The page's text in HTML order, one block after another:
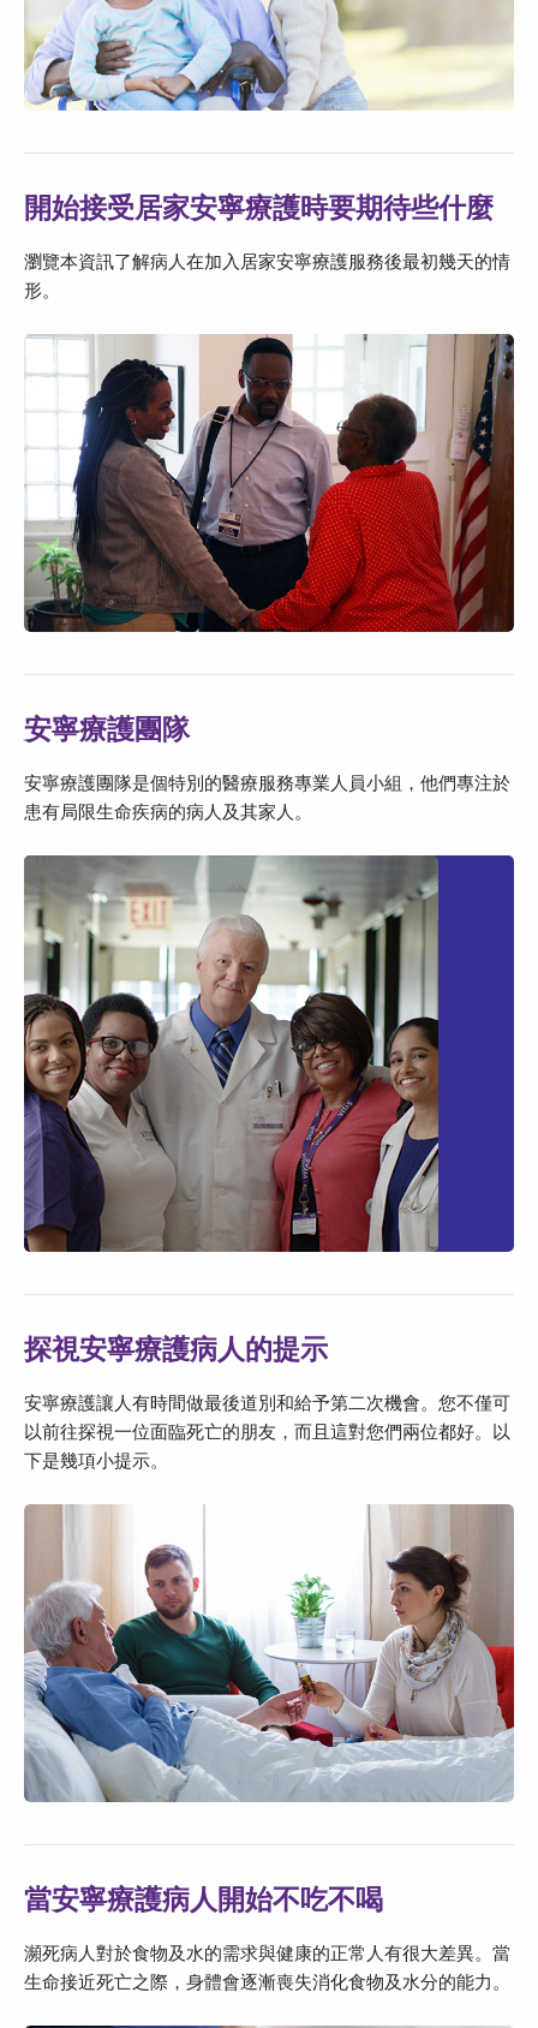
開始接受居家安寧療護時要期待些什麼
瀏覽本資訊了解病人在加入居家安寧療護服務後最初幾天的情
形。
安寧療護團隊
安寧療護團隊是個特別的醫療服務專業人員小組，他們專注於
患有局限生命疾病的病人及其家人。
探視安寧療護病人的提示
安寧療護讓人有時間做最後道別和給予第二次機會。您不僅可
以前往探視一位面臨死亡的朋友，而且這對您們兩位都好。以
下是幾項小提示。
當安寧療護病人開始不吃不喝
瀕死病人對於食物及水的需求與健康的正常人有很大差異。當
生命接近死亡之際，身體會逐漸喪失消化食物及水分的能力。